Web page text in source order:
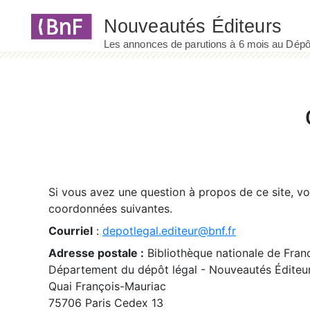
Si vous avez une question à propos de ce site,
coordonnées suivantes.
Courriel : depotlegal.editeur@bnf.fr
Adresse postale : Bibliothèque nationale de
Département du dépôt légal - Nouveautés
Quai François-Mauriac
75706 Paris Cedex 13